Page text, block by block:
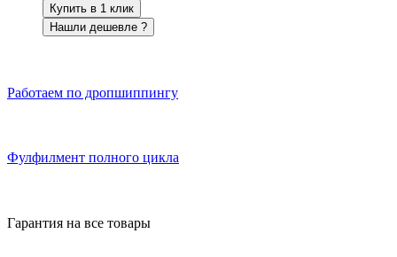
Купить в 1 клик
Нашли дешевле ?
Работаем по дропшиппингу
Фулфилмент полного цикла
Гарантия на все товары